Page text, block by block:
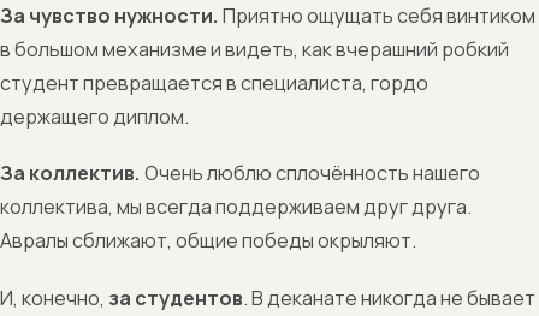
За чувство нужности. Приятно ощущать себя винтиком
в большом механизме и видеть, как вчерашний робкий
студент превращается в специалиста, гордо
держащего диплом.
За коллектив. Очень люблю сплочённость нашего
коллектива, мы всегда поддерживаем друг друга.
Авралы сближают, общие победы окрыляют.
И, конечно, за студентов. В деканате никогда не бывает